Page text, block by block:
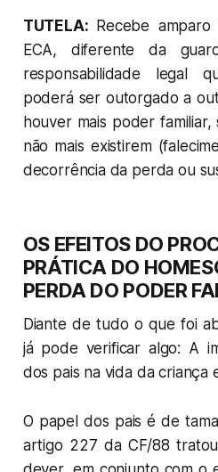
TUTELA: Recebe
ECA, diferente da
responsabilidade legal
poderá ser outorgado a
houver mais poder familiar,
não mais existirem
decorrência da perda ou
OS EFEITOS DO
PRÁTICA DO
PERDA DO PODER
Diante de tudo o que foi
já pode verificar algo: A
dos pais na vida da criança
O papel dos pais é de
artigo 227 da CF/88